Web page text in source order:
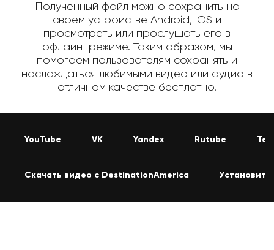
Полученный файл можно сохранить на
своем устройстве Android, iOS и
просмотреть или прослушать его в
офлайн-режиме. Таким образом, мы
помогаем пользователям сохранять и
наслаждаться любимыми видео или аудио в
отличном качестве бесплатно.
YouTube VK Yandex Rutube
Скачать видео с DestinationAmerica Установить